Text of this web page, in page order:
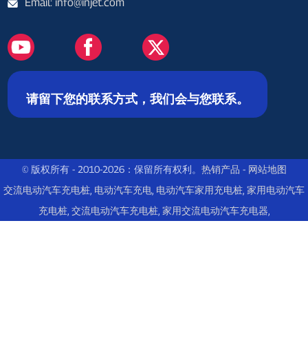
Email: info@injet.com
请留下您的联系方式，我们会与您联系。
© 版权所有 - 2010-2026：保留所有权利。 热销产品 - 网站地图
交流电动汽车充电桩, 电动汽车充电, 电动汽车家用充电桩, 家用电动汽车
充电桩, 交流电动汽车充电桩, 家用交流电动汽车充电器,